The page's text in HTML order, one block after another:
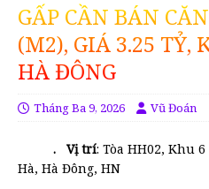
GẤP CẦN BÁN
(M2), GIÁ 3.25 TỶ,
HÀ ĐÔNG
Tháng Ba 9, 2026 Vũ Đoán
. Vị trí: Tòa HH02, Khu
Hà, Hà Đông, HN